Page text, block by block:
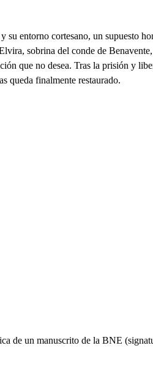
su entorno cortesano, un supuesto
sobrina del conde de
que no desea. Tras la prisión y
queda finalmente restaurado.
de un manuscrito de la BNE